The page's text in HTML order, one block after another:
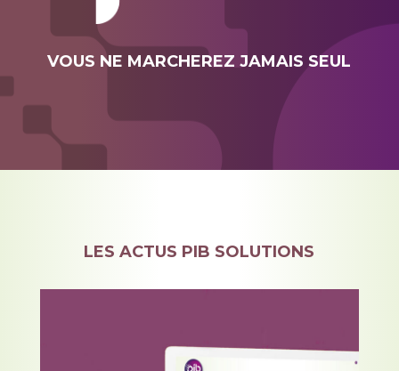
VOUS NE MARCHEREZ JAMAIS SEUL
LES ACTUS PIB SOLUTIONS